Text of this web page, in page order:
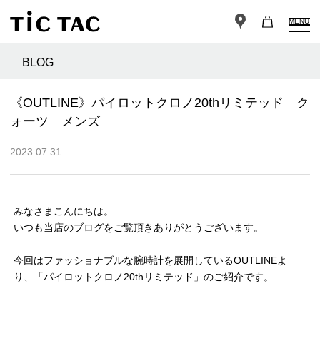
MENU
BLOG
《OUTLINE》パイロットクロノ20thリミテッド ク
ォーツ メンズ
2023.07.31
みなさまこんにちは。
いつも当店のブログをご覧頂きありがとうございます。
今回はファッショナブルな腕時計を展開しているOUTLINEよ
り、「パイロットクロノ20thリミテッド」のご紹介です。